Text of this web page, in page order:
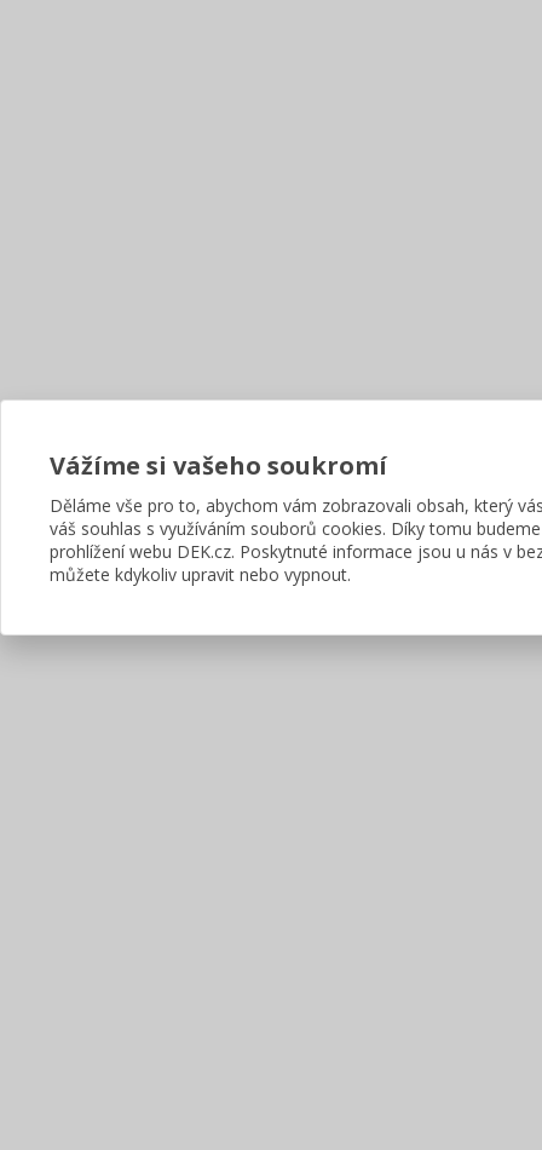
Vážíme si vašeho soukromí
Děláme vše pro to, abychom vám zobrazovali obsah, který
váš souhlas s využíváním souborů cookies. Díky tomu
prohlížení webu DEK.cz. Poskytnuté informace jsou u nás v
můžete kdykoliv upravit nebo vypnout.